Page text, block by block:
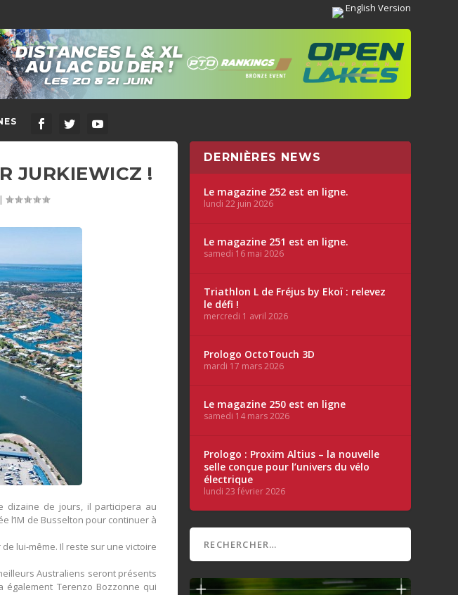
English Version
JURKIEWICZ !
dizaine de jours, il participera au
l’IM de Busselton pour continuer à
lui-même. Il reste sur une victoire
Australiens seront présents
également Terenzo Bozzonne qui
DERNIÈRES NEWS
Le magazine 252 est en ligne.
lundi 22 juin 2026
Le magazine 251 est en ligne.
samedi 16 mai 2026
Triathlon L de Fréjus by Ekoï : relevez
le défi !
mercredi 1 avril 2026
Prologo OctoTouch 3D
mardi 17 mars 2026
Le magazine 250 est en ligne
samedi 14 mars 2026
Prologo : Proxim Altius – la nouvelle
selle conçue pour l’univers du vélo
électrique
lundi 23 février 2026